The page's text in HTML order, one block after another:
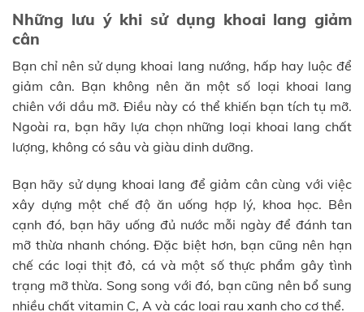
Những lưu ý khi sử dụng khoai lang giảm
cân
Bạn chỉ nên sử dụng khoai lang nướng, hấp hay luộc để
giảm cân. Bạn không nên ăn một số loại khoai lang
chiên với dầu mỡ. Điều này có thể khiến bạn tích tụ mỡ.
Ngoài ra, bạn hãy lựa chọn những loại khoai lang chất
lượng, không có sâu và giàu dinh dưỡng.
Bạn hãy sử dụng khoai lang để giảm cân cùng với việc
xây dựng một chế độ ăn uống hợp lý, khoa học. Bên
cạnh đó, bạn hãy uống đủ nước mỗi ngày để đánh tan
mỡ thừa nhanh chóng. Đặc biệt hơn, bạn cũng nên hạn
chế các loại thịt đỏ, cá và một số thực phẩm gây tình
trạng mỡ thừa. Song song với đó, bạn cũng nên bổ sung
nhiều chất vitamin C, A và các loại rau xanh cho cơ thể.